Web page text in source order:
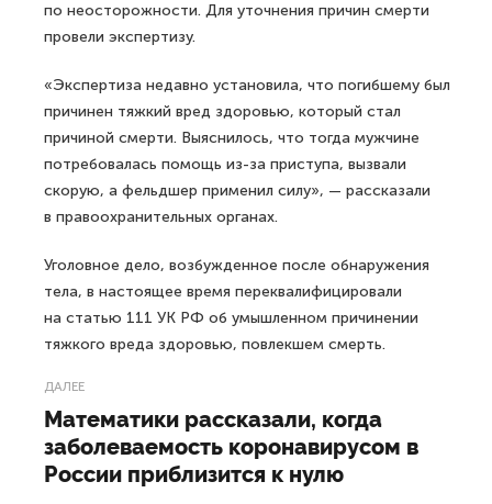
по неосторожности. Для уточнения причин смерти
провели экспертизу.
«Экспертиза недавно установила, что погибшему был
причинен тяжкий вред здоровью, который стал
причиной смерти. Выяснилось, что тогда мужчине
потребовалась помощь из-за приступа, вызвали
скорую, а фельдшер применил силу», — рассказали
в правоохранительных органах.
Уголовное дело, возбужденное после обнаружения
тела, в настоящее время переквалифицировали
на статью 111 УК РФ об умышленном причинении
тяжкого вреда здоровью, повлекшем смерть.
ДАЛЕЕ
Математики рассказали, когда
заболеваемость коронавирусом в
России приблизится к нулю